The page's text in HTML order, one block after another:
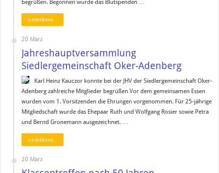
begrüßen. Begonnen wurde das Blutspenden …
weiterlesen...
20 März
Jahreshauptversammlung
Siedlergemeinschaft Oker-Adenberg
Karl Heinz Kauczor konnte bei der JHV der Siedlergemeinschaft Oker-
Adenberg zahlreiche Mitglieder begrüßen Vor dem gemeinsamen Essen
wurden vom 1. Vorsitzenden die Ehrungen vorgenommen. Für 25-jährige
Mitgliedschaft wurde das Ehepaar Ruth und Wolfgang Rosier sowie Petra
und Bernd Gronemann ausgezeichnet. …
weiterlesen...
20 März